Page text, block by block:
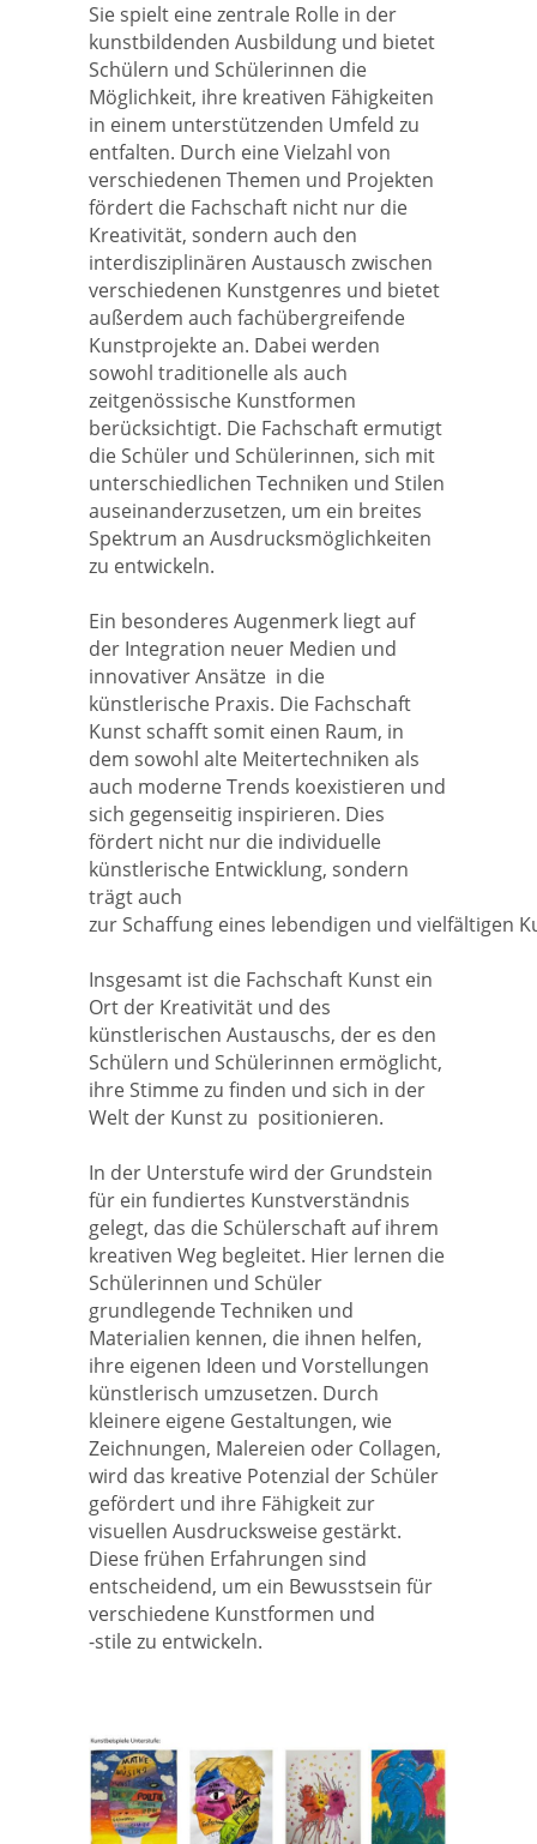
Sie spielt eine zentrale Rolle in der
kunstbildenden Ausbildung und bietet
Schülern und Schülerinnen die
Möglichkeit, ihre kreativen Fähigkeiten
in einem unterstützenden Umfeld zu
entfalten. Durch eine Vielzahl von
verschiedenen Themen und Projekten
fördert die Fachschaft nicht nur die
Kreativität, sondern auch den
interdisziplinären Austausch zwischen
verschiedenen Kunstgenres und bietet
außerdem auch fachübergreifende
Kunstprojekte an. Dabei werden
sowohl traditionelle als auch
zeitgenössische Kunstformen
berücksichtigt. Die Fachschaft ermutigt
die Schüler und Schülerinnen, sich mit
unterschiedlichen Techniken und Stilen
auseinanderzusetzen, um ein breites
Spektrum an Ausdrucksmöglichkeiten
zu entwickeln.
Ein besonderes Augenmerk liegt auf
der Integration neuer Medien und
innovativer Ansätze in die
künstlerische Praxis. Die Fachschaft
Kunst schafft somit einen Raum, in
dem sowohl alte Meitertechniken als
auch moderne Trends koexistieren und
sich gegenseitig inspirieren. Dies
fördert nicht nur die individuelle
künstlerische Entwicklung, sondern
trägt auch
zur Schaffung eines lebendigen und vielfältigen
Insgesamt ist die Fachschaft Kunst ein
Ort der Kreativität und des
künstlerischen Austauschs, der es den
Schülern und Schülerinnen ermöglicht,
ihre Stimme zu finden und sich in der
Welt der Kunst zu positionieren.
In der Unterstufe wird der Grundstein
für ein fundiertes Kunstverständnis
gelegt, das die Schülerschaft auf ihrem
kreativen Weg begleitet. Hier lernen die
Schülerinnen und Schüler
grundlegende Techniken und
Materialien kennen, die ihnen helfen,
ihre eigenen Ideen und Vorstellungen
künstlerisch umzusetzen. Durch
kleinere eigene Gestaltungen, wie
Zeichnungen, Malereien oder Collagen,
wird das kreative Potenzial der Schüler
gefördert und ihre Fähigkeit zur
visuellen Ausdrucksweise gestärkt.
Diese frühen Erfahrungen sind
entscheidend, um ein Bewusstsein für
verschiedene Kunstformen und
-stile zu entwickeln.